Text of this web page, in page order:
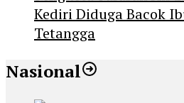
Kediri Diduga Bacok
Tetangga
Nasional